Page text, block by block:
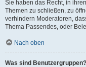
Sie haben das Recht, in
Themen zu schließen, zu
verhindern Moderatoren,
Thema Passendes, oder
Nach oben
Was sind Benutzergruppen?